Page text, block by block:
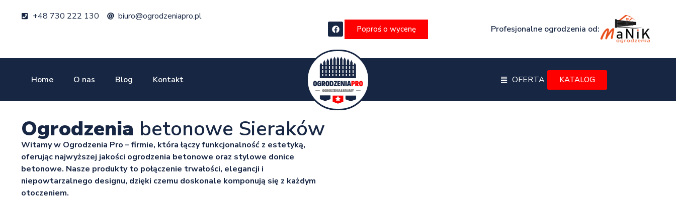
+48 730 222 130 biuro@ogrodzeniapro.pl
Poproś o wycenę Profesjonalne ogrodzenia od:
Home O nas Blog Kontakt OFERTA KATALOG
Ogrodzenia betonowe Sieraków
Witamy w Ogrodzenia Pro – firmie, która łączy funkcjonalność z estetyką,
oferując najwyższej jakości ogrodzenia betonowe oraz stylowe donice
betonowe. Nasze produkty to połączenie trwałości, elegancji i
niepowtarzalnego designu, dzięki czemu doskonale komponują się z każdym
otoczeniem.